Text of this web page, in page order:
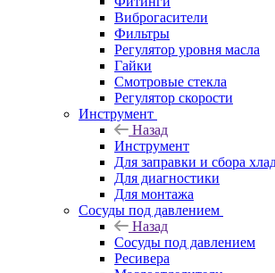
Виброгасители
Фильтры
Регулятор уровня масла
Гайки
Смотровые стекла
Регулятор скорости
Инструмент
Назад
Инструмент
Для заправки и сбора
Для диагностики
Для монтажа
Сосуды под давлением
Назад
Сосуды под давлением
Ресивера